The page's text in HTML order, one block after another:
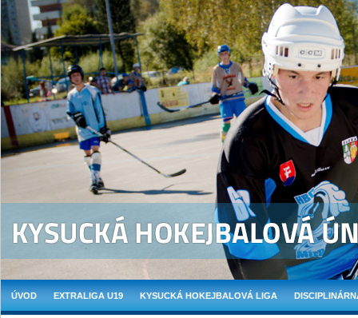
ÚVOD EXTRALIGA U19 KYSUCKÁ HOKEJBALOVÁ LIGA